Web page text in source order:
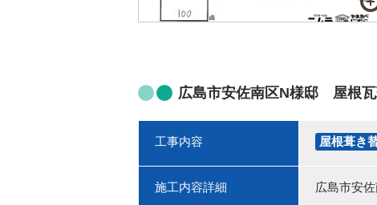
広島市安佐南区N様邸 屋根
工事内容 屋根葺き
施工内容詳細 広島市安